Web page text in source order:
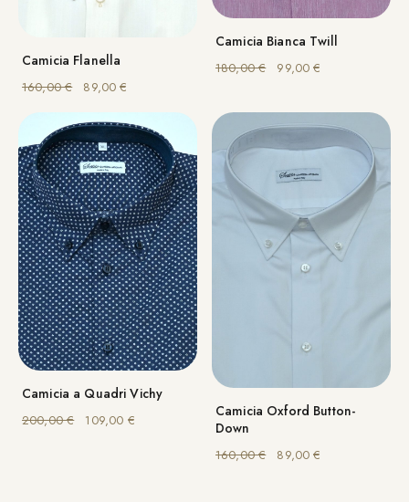
Camicia Flanella
160,00€ Il prezzo originale era: 160,00 €.
89,00€
Camicia Bianca Twill
180,00€ Il prezzo originale era:
99,00€
Camicia a Quadri Vichy
200,00€ Il prezzo originale era: 200,00 €.
109,00 €Il prezzo attuale è: 109,00 €.Camicia Oxford Button-
Down
160,00€ Il prezzo originale era:
89,00€